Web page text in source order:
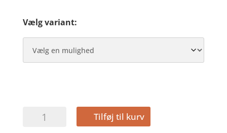
Vælg variant:
BELIZE
Tilføj til kurv